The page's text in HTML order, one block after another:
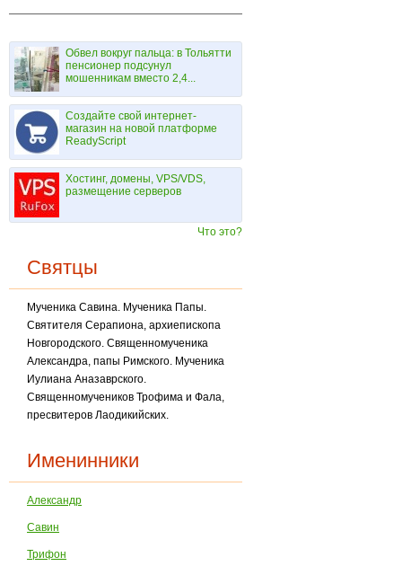
Обвел вокруг пальца: в Тольятти
пенсионер подсунул
мошенникам вместо 2,4...
Создайте свой интернет-
магазин на новой платформе
ReadyScript
Хостинг, домены, VPS/VDS,
размещение серверов
Что это?
Святцы
Мученика Савина. Мученика Папы.
Святителя Серапиона, архиепископа
Новгородского. Священномученика
Александра, папы Римского. Мученика
Иулиана Аназаврского.
Священномучеников Трофима и Фала,
пресвитеров Лаодикийских.
Именинники
Александр
Савин
Трифон